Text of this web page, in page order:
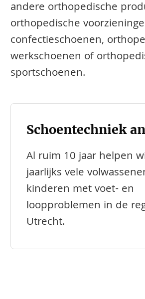
andere orthopedische
orthopedische
confectieschoenen,
werkschoenen of
sportschoenen.
Schoentechniek
Al ruim 10 jaar helpen
jaarlijks vele
kinderen met voet- en
loopproblemen in de
Utrecht.